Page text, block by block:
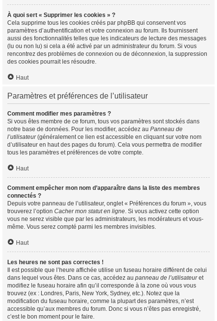
À quoi sert « Supprimer les cookies » ?
Cela supprime tous les cookies créés par phpBB qui conservent vos
paramètres d’authentification et votre connexion au forum. Ils fournissent
aussi des fonctionnalités telles que les indicateurs de lecture des messages
(lu ou non lu) si cela a été activé par un administrateur du forum. Si vous
rencontrez des problèmes de connexion ou de déconnexion, la suppression
des cookies pourrait les résoudre.
Haut
Paramètres et préférences de l’utilisateur
Comment modifier mes paramètres ?
Si vous êtes membre de ce forum, tous vos paramètres sont stockés dans
notre base de données. Pour les modifier, accédez au Panneau de
l’utilisateur(généralement ce lien est accessible en cliquant sur votre nom
d’utilisateur en haut des pages du forum). Cela vous permettra de modifier
tous les paramètres et préférences de votre compte.
Haut
Comment empêcher mon nom d’apparaître dans la liste des membres
connectés ?
Depuis votre panneau de l’utilisateur, onglet « Préférences du forum », vous
trouverez l’option Cacher mon statut en ligne. Si vous activez cette option
vous ne serez visible que par les administrateurs, les modérateurs et vous-
même. Vous serez compté parmi les membres invisibles.
Haut
Les heures ne sont pas correctes !
Il est possible que l’heure affichée utilise un fuseau horaire différent de celui
dans lequel vous êtes. Dans ce cas, accédez au panneau de l’utilisateuret
modifiez le fuseau horaire afin qu’il corresponde à la zone où vous vous
trouvez (ex : Londres, Paris, New York, Sydney, etc.). Notez que la
modification du fuseau horaire, comme la plupart des paramètres, n’est
accessible qu’aux membres du forum. Donc si vous n’êtes pas enregistré,
c’est le bon moment pour le faire.